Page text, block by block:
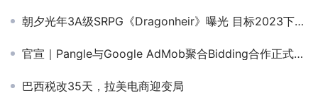
朝夕光年3A级SRPG《Dragonheir》曝光 目标2023下半年全球发行
官宣｜Pangle与Google AdMob聚合Bidding合作正式上线！
巴西税改35天，拉美电商迎变局